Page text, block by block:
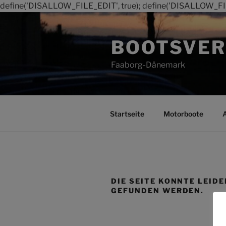
define('DISALLOW_FILE_EDIT', true);
Faaborg-Dänemark
Startseite Motorboote
DIE SEITE KONNTE
GEFUNDEN WERDEN.